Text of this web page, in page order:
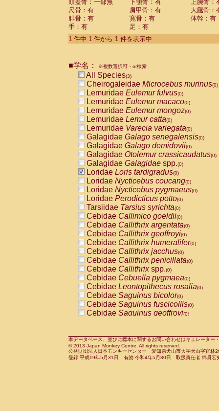
Cebidae Saguinus oedipus
Cebidae Saguinus weddelli
Cebidae Saguinusspp.
Cebidae Aotus trivirgatus
Cebidae Cebus albifrons
CebidaeCebus nigrivittatus
CebidaeCebus
CebidaeSaimiri boliviensis(0)
CebidaeSaimiri sciureus(0)
AtelidaeAlouatta caraya(0)
AtelidaeAlouatta fusca(0)
AtelidaeAlouatta seniculus
AtelidaeAlouattaspp.(0)
AtelidaeAteles belzebuth(0)
AtelidaeAteles geoffroyi(0)
AtelidaeAteles paniscus(0)
AtelidaeAtelesspp.(0)
Atelidae Lagothrix lagothricha
AtelidaeLagothrix lagothricha cana
PitheciidaeCacajao calvus
PitheciidaeCallicebus cupreus
PitheciidaeCallicebus donacophilus
PitheciidaeCallicebus moloch
PitheciidaeCallicebus torquatus
PitheciidaeCallicebusspp.(0)
PitheciidaeChiropotes satanas(0)
PitheciidaePithecia monachus
PitheciidaePithecia pithecia(0)
CercopithecidaeCercocebus agilis
CercopithecidaeCercocebus
CercopithecidaeCercocebus
CercopithecidaeCercocebus
CercopithecidaeCercocebus
CercopithecidaeCercocebushybrid
CercopithecidaePapio anubis(0)
CercopithecidaePapio cynocephalus
CercopithecidaePapio hamadryas(0)
頭蓋骨：一部無
下顎骨：有
上腕骨：
尺骨：有
肩甲骨：有
大腿骨：
腓骨：有
寛骨：有
体幹：有
手：有
足：有
1 件中 1 件から 1 件を表示中
■学名： ※複数選択可・or検索
All Species(3)
Cheirogaleidae Microcebus murinus(0)
Lemuridae Eulemur fulvus(0)
Lemuridae Eulemur macaco(0)
Lemuridae Eulemur mongoz(0)
Lemuridae Lemur catta(0)
Lemuridae Varecia variegata(0)
Galagidae Galago senegalensis(0)
Galagidae Galago demidovii(0)
Galagidae Otolemur crassicaudatus(0)
Galagidae Galagidae spp.(0)
Loridae Loris tardigradus(0)
Loridae Nycticebus coucang(0)
Loridae Nycticebus pygmaeus(0)
Loridae Perodicticus potto(0)
Tarsiidae Tarsius syrichta(0)
Cebidae Callimico goeldii(0)
Cebidae Callithrix argentata(0)
Cebidae Callithrix geoffroyi(0)
Cebidae Callithrix humeralifer(0)
Cebidae Callithrix jacchus(0)
Cebidae Callithrix penicillata(0)
Cebidae Callithrixspp.(0)
Cebidae Cebuella pygmaea(0)
Cebidae Leontopithecus rosalia(0)
Cebidae Saguinus bicolor(0)
Cebidae Saguinus fuscicollis(0)
Cebidae Saguinus geoffroyi(0)
CebidaeSaguinus leucopus(0)
CebidaeSaguinus midas(0)
Cebidae Saguinus mystax(0)
本データベース、並びに標本に関するお問い合わせはキュレータ
© 2013 Japan Monkey Centre. All rights reserved.
公益財団法人日本モンキーセンター 愛知県犬山市大字犬山字官
登録:平成19年5月31日 有効:令和4年5月30日 取扱責任者:綿貫宏